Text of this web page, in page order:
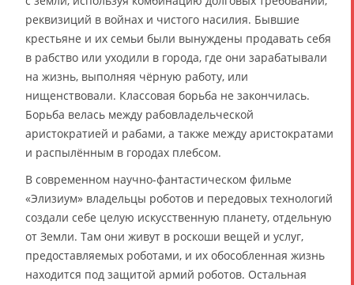
реквизиций в войнах и чистого насилия. Бывшие
крестьяне и их семьи были вынуждены продавать себя
в рабство или уходили в города, где они зарабатывали
на жизнь, выполняя чёрную работу, или
нищенствовали. Классовая борьба не закончилась.
Борьба велась между рабовладельческой
аристократией и рабами, а также между аристократами
и распылённым в городах плебсом.
В современном научно-фантастическом фильме
«Элизиум» владельцы роботов и передовых технологий
создали себе целую искусственную планету, отдельную
от Земли. Там они живут в роскоши вещей и услуг,
предоставляемых роботами, и их обособленная жизнь
находится под защитой армий роботов. Остальная